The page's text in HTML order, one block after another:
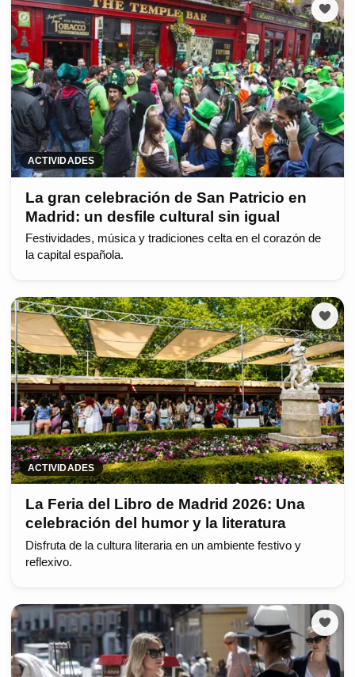
ACTIVIDADES
La gran celebración de San Patricio en
Madrid: un desfile cultural sin igual
Festividades, música y tradiciones celta en el corazón de
la capital española.
ACTIVIDADES
La Feria del Libro de Madrid 2026: Una
celebración del humor y la literatura
Disfruta de la cultura literaria en un ambiente festivo y
reflexivo.